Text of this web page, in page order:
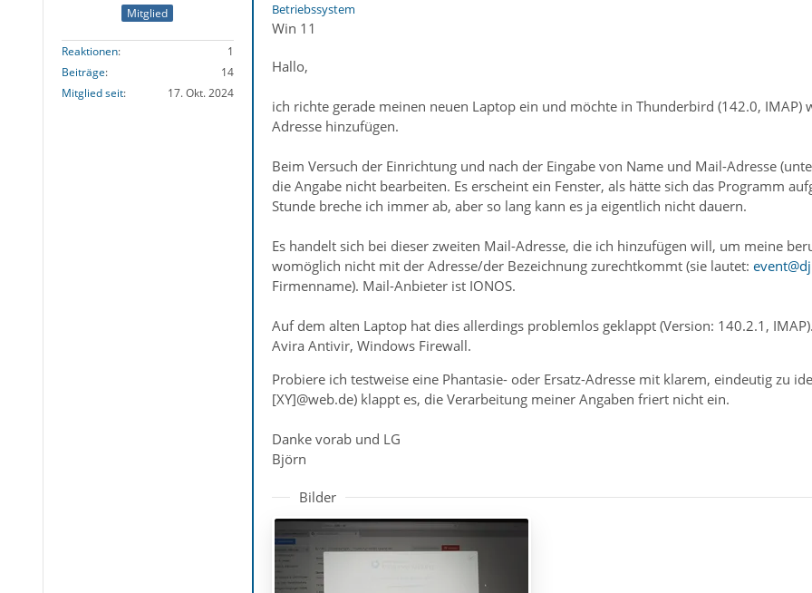
Mitglied
Reaktionen
1
Beiträge
14
Mitglied seit
17. Okt. 2024
Betriebssystem
Win 11
Hallo,
ich richte gerade meinen neuen Laptop ein und möchte in Thunderbird (142.0,
Adresse hinzufügen.
Beim Versuch der Einrichtung und nach der Eingabe von Name und Mail-Adresse
die Angabe nicht bearbeiten. Es erscheint ein Fenster, als hätte sich das Programm
Stunde breche ich immer ab, aber so lang kann es ja eigentlich nicht dauern.
Es handelt sich bei dieser zweiten Mail-Adresse, die ich hinzufügen will, um meine
womöglich nicht mit der Adresse/der Bezeichnung zurechtkommt (sie lautet:
Firmenname). Mail-Anbieter ist IONOS.
Auf dem alten Laptop hat dies allerdings problemlos geklappt (Version: 140.2.1,
Avira Antivir, Windows Firewall.
Probiere ich testweise eine Phantasie- oder Ersatz-Adresse mit klarem, eindeutig zu
[XY]@web.de) klappt es, die Verarbeitung meiner Angaben friert nicht ein.
Danke vorab und LG
Björn
Bilder